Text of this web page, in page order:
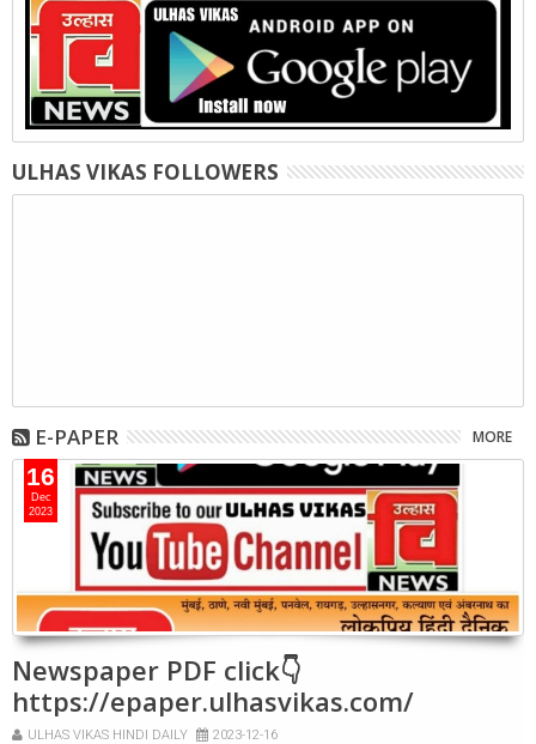
ULHAS VIKAS FOLLOWERS
E-PAPER MORE
16
Dec
2023
Newspaper PDF click👇
https://epaper.ulhasvikas.com/
ULHAS VIKAS HINDI DAILY 2023-12-16